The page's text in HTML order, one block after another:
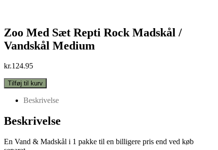
Zoo Med Sæt Repti Rock Madskål /
Vandskål Medium
kr.124.95
Zoo
Med
Rock
Madskål
Vandskål
Tilføj til kurv
Beskrivelse
Beskrivelse
En Vand & Madskål i 1 pakke til en billigere pris end ved køb